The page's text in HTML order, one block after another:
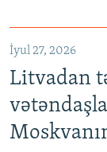
İyul 27, 2026
Litvadan